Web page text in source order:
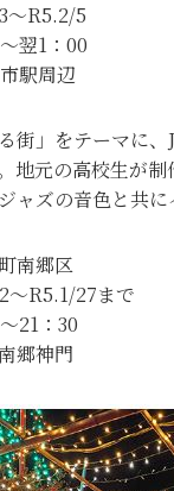
～R5.2/5
翌1：00
駅周辺
街」をテーマに
地元の高校生が制
ャズの音色と共に
南郷区
～R5.1/27まで
21：30
郷神門